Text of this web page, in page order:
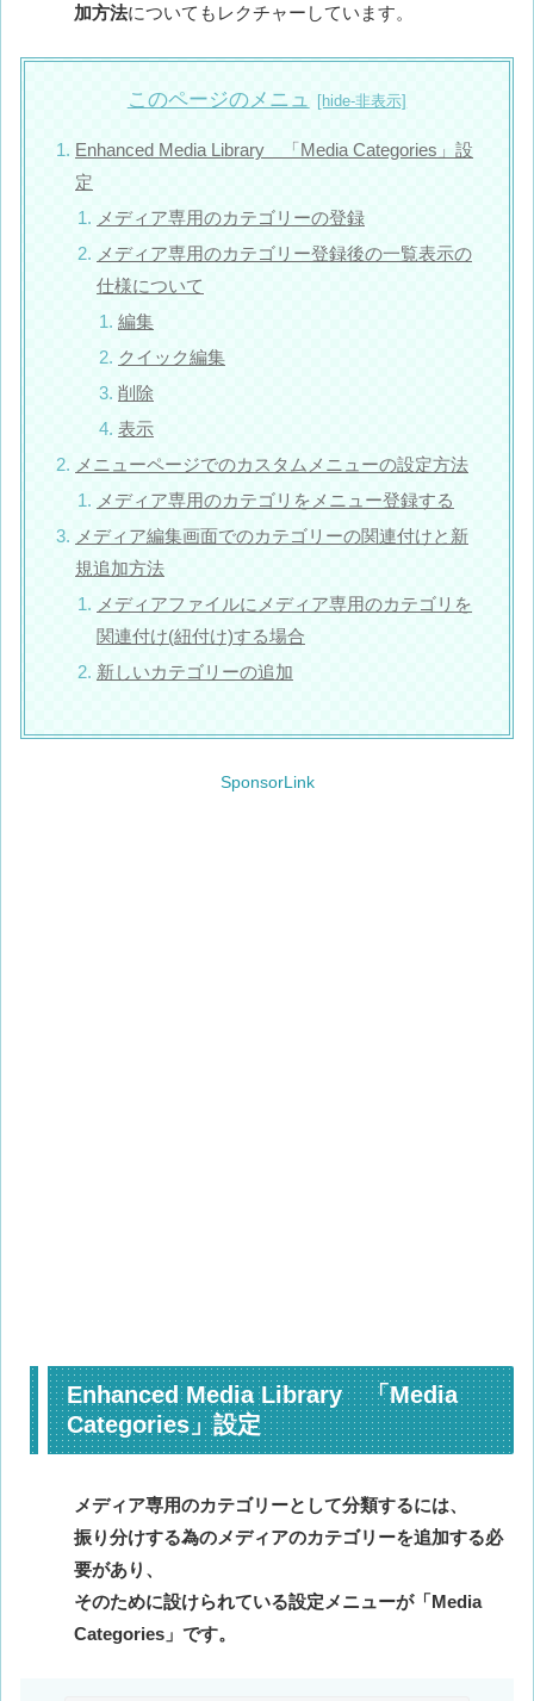
加方法についてもレクチャーしています。
このページのメニュ
Enhanced Media Library 「Media Categories」設
定
メディア専用のカテゴリーの登録
メディア専用のカテゴリー登録後の一覧表示の
仕様について
編集
クイック編集
削除
表示
メニューページでのカスタムメニューの設定方法
メディア専用のカテゴリをメニュー登録する
メディア編集画面でのカテゴリーの関連付けと新
規追加方法
メディアファイルにメディア専用のカテゴリを
関連付け(紐付け)する場合
新しいカテゴリーの追加
SponsorLink
Enhanced Media Library 「Media
Categories」設定
メディア専用のカテゴリーとして分類するには、
振り分けする為のメディアのカテゴリーを追加する必
要があり、
そのために設けられている設定メニューが「Media
Categories」です。